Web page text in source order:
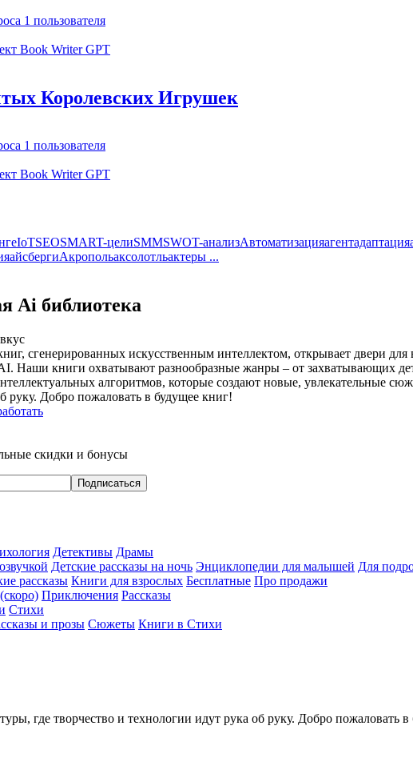
1 пользователя
Book Writer GPT
Королевских Игрушек
1 пользователя
Book Writer GPT
IoTSEOSMART-целиSMMSWOT-анализАвтоматизацияагентадаптация
айсбергиАкропольаксолотльактеры ...
Ai библиотека
сгенерированных искусственным интеллектом, открывает двери
Наши книги охватывают разнообразные жанры – от захватывающих
алгоритмов, которые создают новые, увлекательные
руку. Добро пожаловать в будущее книг!
скидки и бонусы
Подписаться
Детективы Драмы
Детские рассказы на ночь Энциклопедии для малышей Для
рассказы Книги для взрослых Бесплатные Про продажи
Приключения Рассказы
Стихи
и прозы Сюжеты Книги в Стихи
где творчество и технологии идут рука об руку. Добро пожаловать